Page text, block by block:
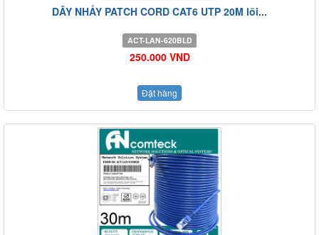
DÂY NHẢY PATCH CORD CAT6 UTP 20M lõi...
ACT-LAN-620BLD
250.000 VND
Đặt hàng